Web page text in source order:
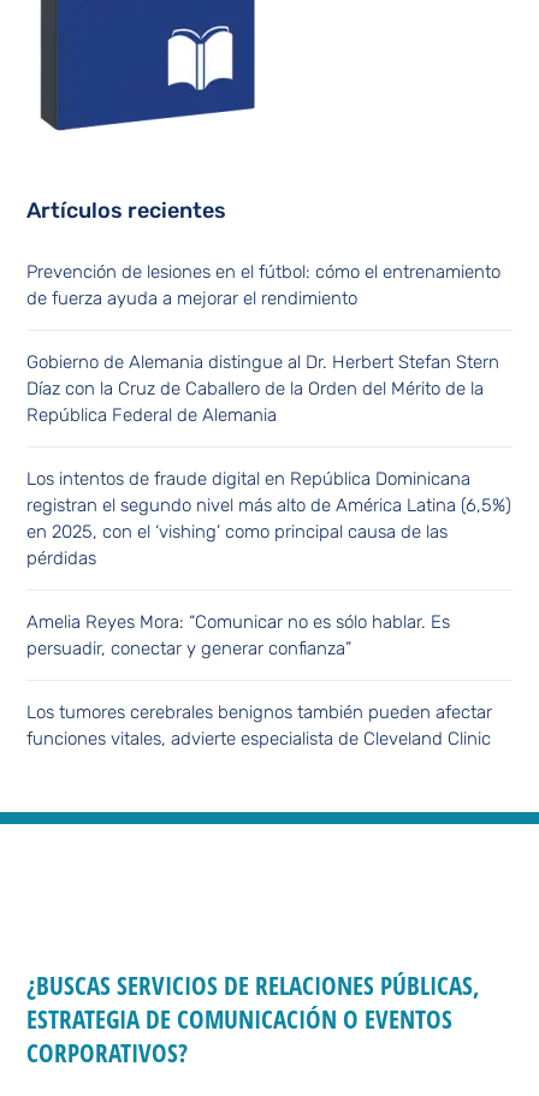
Artículos recientes
Prevención de lesiones en el fútbol: cómo el entrenamiento
de fuerza ayuda a mejorar el rendimiento
Gobierno de Alemania distingue al Dr. Herbert Stefan Stern
Díaz con la Cruz de Caballero de la Orden del Mérito de la
República Federal de Alemania
Los intentos de fraude digital en República Dominicana
registran el segundo nivel más alto de América Latina (6,5%)
en 2025, con el ‘vishing’ como principal causa de las
pérdidas
Amelia Reyes Mora: “Comunicar no es sólo hablar. Es
persuadir, conectar y generar confianza”
Los tumores cerebrales benignos también pueden afectar
funciones vitales, advierte especialista de Cleveland Clinic
¿BUSCAS SERVICIOS DE RELACIONES PÚBLICAS,
ESTRATEGIA DE COMUNICACIÓN O EVENTOS
CORPORATIVOS?